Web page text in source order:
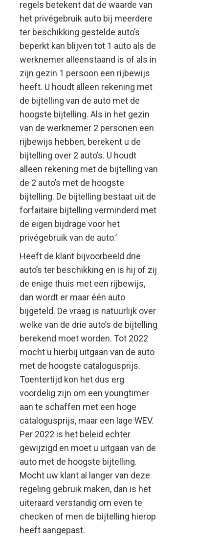
regels betekent dat de waarde van
het privégebruik auto bij meerdere
ter beschikking gestelde auto’s
beperkt kan blijven tot 1 auto als de
werknemer alleenstaand is of als in
zijn gezin 1 persoon een rijbewijs
heeft. U houdt alleen rekening met
de bijtelling van de auto met de
hoogste bijtelling. Als in het gezin
van de werknemer 2 personen een
rijbewijs hebben, berekent u de
bijtelling over 2 auto’s. U houdt
alleen rekening met de bijtelling van
de 2 auto’s met de hoogste
bijtelling. De bijtelling bestaat uit de
forfaitaire bijtelling verminderd met
de eigen bijdrage voor het
privégebruik van de auto.’
Heeft de klant bijvoorbeeld drie
auto’s ter beschikking en is hij of zij
de enige thuis met een rijbewijs,
dan wordt er maar één auto
bijgeteld. De vraag is natuurlijk over
welke van de drie auto’s de bijtelling
berekend moet worden. Tot 2022
mocht u hierbij uitgaan van de auto
met de hoogste catalogusprijs.
Toentertijd kon het dus erg
voordelig zijn om een youngtimer
aan te schaffen met een hoge
catalogusprijs, maar een lage WEV.
Per 2022 is het beleid echter
gewijzigd en moet u uitgaan van de
auto met de hoogste bijtelling.
Mocht uw klant al langer van deze
regeling gebruik maken, dan is het
uiteraard verstandig om even te
checken of men de bijtelling hierop
heeft aangepast.